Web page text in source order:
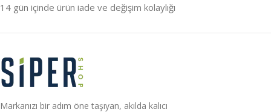
14 gün içinde ürün iade ve değişim kolaylığı
Markanızı bir adım öne taşıyan, akılda kalıcı